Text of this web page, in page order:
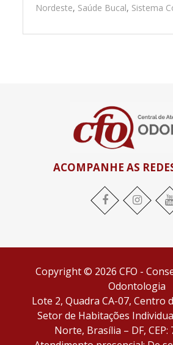
Nordeste, Saúde Bucal, Sistema
ACOMPANHE AS
Facebook Instagram YouTube
Copyright © 2026 CFO -
Odontologia
Lote 2, Quadra CA-07, Centro
Setor de Habitações
Norte, Brasília – DF, CEP: